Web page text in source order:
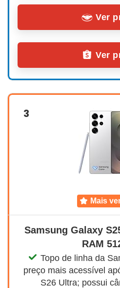
Ver
Ver
3
mais
Samsung Galaxy
RAM
Topo de linha da
preço mais acessível
S26 Ultra; possui